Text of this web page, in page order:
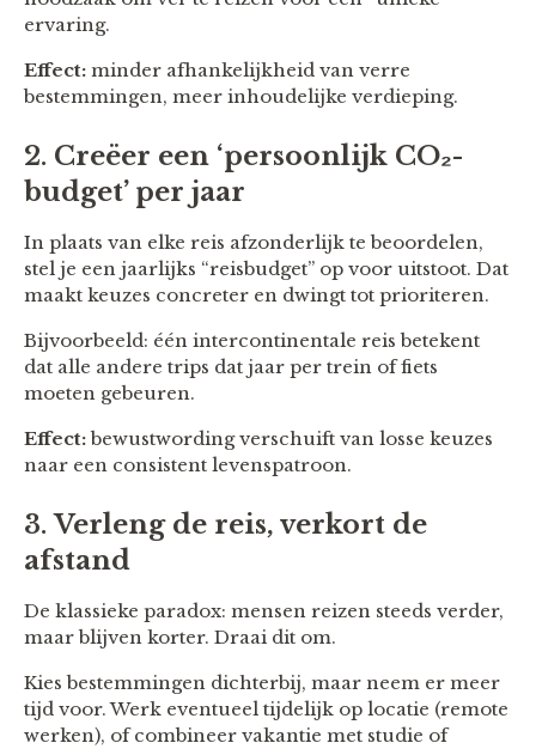
ervaring.
Effect: minder afhankelijkheid van verre
bestemmingen, meer inhoudelijke verdieping.
2. Creëer een ‘persoonlijk CO₂-
budget’ per jaar
In plaats van elke reis afzonderlijk te beoordelen,
stel je een jaarlijks “reisbudget” op voor uitstoot. Dat
maakt keuzes concreter en dwingt tot prioriteren.
Bijvoorbeeld: één intercontinentale reis betekent
dat alle andere trips dat jaar per trein of fiets
moeten gebeuren.
Effect:bewustwording verschuift van losse keuzes
naar een consistent levenspatroon.
3.Verleng de reis, verkort de
afstand
De klassieke paradox: mensen reizen steeds verder,
maar blijven korter. Draai dit om.
Kies bestemmingen dichterbij, maar neem er meer
tijd voor. Werk eventueel tijdelijk op locatie (remote
werken), of combineer vakantie met studie of